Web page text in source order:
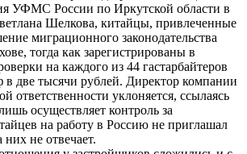
УФМС России по Иркутской области в
Шелкова, китайцы, привлеченные
миграционного законодательства
тогда как зарегистрированы в
на каждого из 44 гастарбайтеров
две тысячи рублей. Директор компании
ответственности уклоняется, ссылаясь
осуществляет контроль за
на работу в Россию не приглашал
них не отвечает.